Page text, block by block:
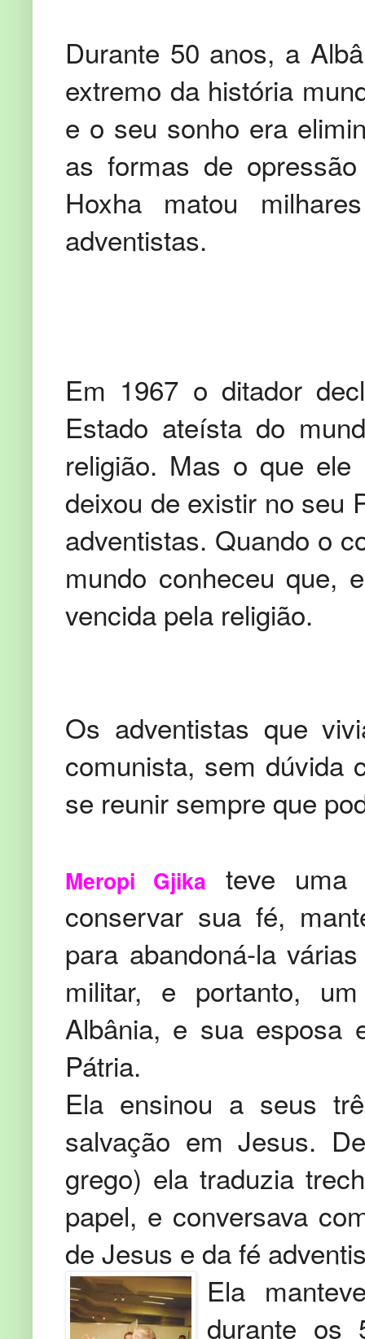
Durante 50 anos, a
extremo da história
e o seu sonho era
as formas de
Hoxha matou
adventistas.
Em 1967 o ditador
Estado ateísta do
religião. Mas o que
deixou de existir no seu
adventistas. Quando o
mundo conheceu que,
vencida pela religião.
Os adventistas que
comunista, sem dúvida
se reunir sempre que
Meropi Gjika
teve uma
conservar sua fé,
para abandoná-la
militar, e portanto,
Albânia, e sua esposa
Pátria.
Ela ensinou a seus
salvação em Jesus.
grego) ela traduzia
papel, e conversava
de Jesus e da fé
Ela
durante os